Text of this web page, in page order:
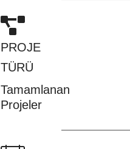
PROJE
TÜRÜ
Tamamlanan
Projeler